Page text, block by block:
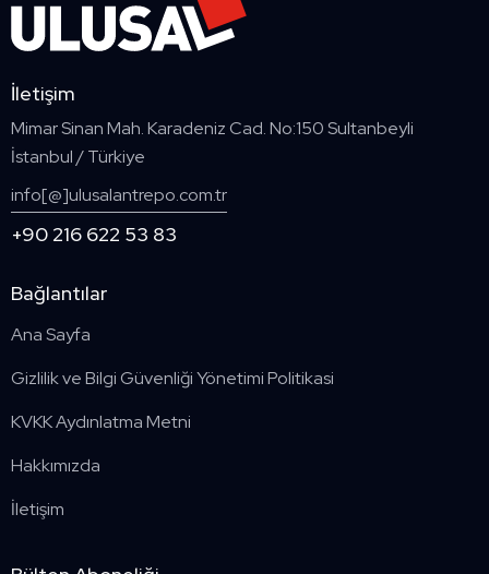
İletişim
Mimar Sinan Mah. Karadeniz Cad. No:150 Sultanbeyli
İstanbul / Türkiye
info[@]ulusalantrepo.com.tr
+90 216 622 53 83
Bağlantılar
Ana Sayfa
Gizlilik ve Bilgi Güvenliği Yönetimi Politikasi
KVKK Aydınlatma Metni
Hakkımızda
İletişim